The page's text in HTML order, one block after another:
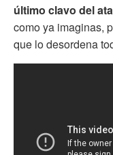
último clavo del
como ya imaginas,
que lo desordena